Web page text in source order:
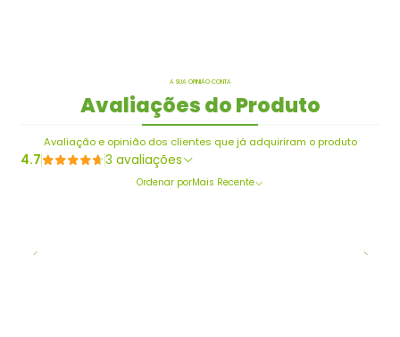
A SUA OPINIÃO CONTA
Avaliações do Produto
Avaliação e opinião dos clientes que já adquiriram o produto
4.7 3 avaliações
Ordenar porMais Recente